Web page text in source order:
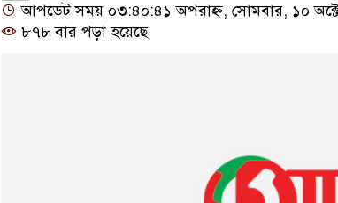
আপডেট সময় ০৩:৪০:৪১ অপরাহ্ন, সোমবার, ১০
৮৭৮ বার পড়া হয়েছে